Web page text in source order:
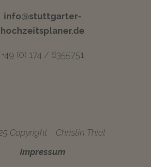
info@stuttgarter-
hochzeitsplaner.de
+49 (0) 174 / 6355751
Copyright - Christin Thiel
Impressum